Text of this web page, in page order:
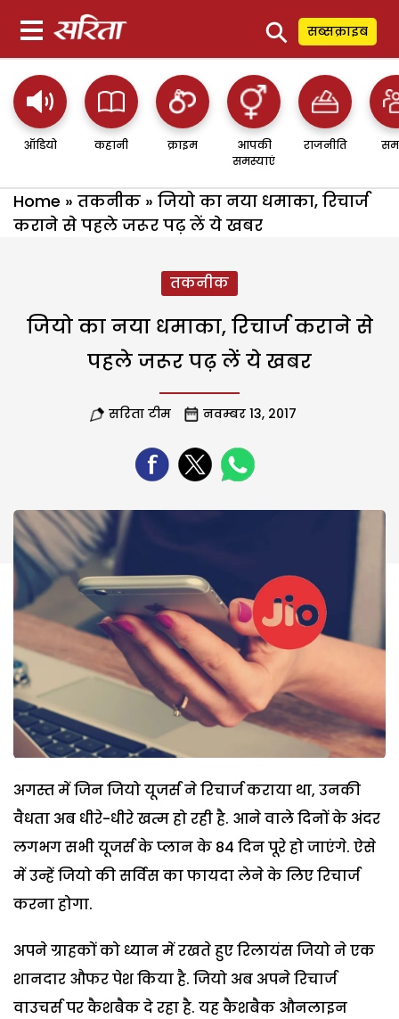
⚲ सब्सक्राइब
ऑडियो कहानी क्राइम
आपकी
समस्याएं
राजनीति
Home » तकनीक » जियो का नया धमाका, रिचार्ज
कराने से पहले जरूर पढ़ लें ये खबर
तकनीक
जियो का नया धमाका, रिचार्ज कराने से
पहले जरूर पढ़ लें ये खबर
सरिता टीम नवम्बर 13, 2017
अगस्त में जिन जियो यूजर्स ने रिचार्ज कराया था, उनकी
वैधता अब धीरे-धीरे खत्म हो रही है. आने वाले दिनों के अंदर
लगभग सभी यूजर्स के प्लान के 84 दिन पूरे हो जाएंगे. ऐसे
में उन्हें जियो की सर्विस का फायदा लेने के लिए रिचार्ज
करना होगा.
अपने ग्राहकों को ध्यान में रखते हुए रिलायंस जियो ने एक
शानदार औफर पेश किया है. जियो अब अपने रिचार्ज
वाउचर्स पर कैशबैक दे रहा है. यह कैशबैक औनलाइन